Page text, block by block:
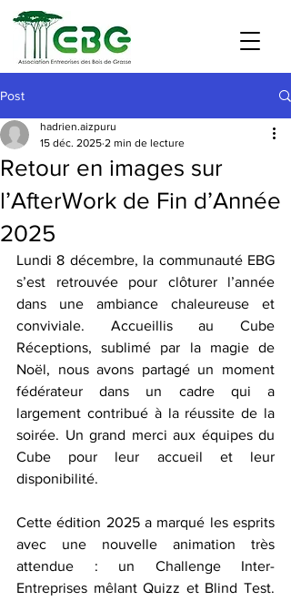
Post
Retour en images sur
l’AfterWork de Fin d’Année
2025
hadrien.aizpuru
15 déc. 2025 2 min de lecture
Lundi 8 décembre, la communauté EBG
s’est retrouvée pour clôturer l’année
dans une ambiance chaleureuse et
conviviale. Accueillis au Cube
Réceptions, sublimé par la magie de
Noël, nous avons partagé un moment
fédérateur dans un cadre qui a
largement contribué à la réussite de la
soirée. Un grand merci aux équipes du
Cube pour leur accueil et leur
disponibilité.
Cette édition 2025 a marqué les esprits
avec une nouvelle animation très
attendue : un Challenge Inter-
Entreprises mêlant Quizz et Blind Test.